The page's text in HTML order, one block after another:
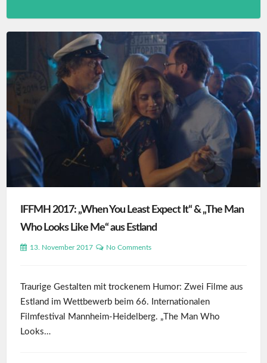
IFFMH 2017: „When You Least Expect It“ & „The Man
Who Looks Like Me“ aus Estland
13. November 2017 No Comments
Traurige Gestalten mit trockenem Humor: Zwei Filme aus
Estland im Wettbewerb beim 66. Internationalen
Filmfestival Mannheim-Heidelberg. „The Man Who
Looks…